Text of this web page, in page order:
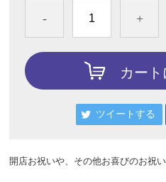
- +
カー
ツイートする
開店お祝いや、その他お喜びのお祝